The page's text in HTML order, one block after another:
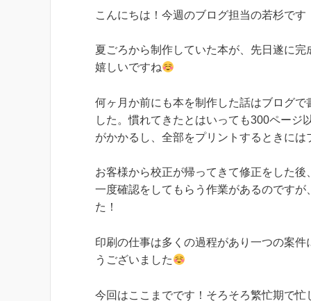
こんにちは！今週のブログ担当の若杉です
夏ごろから制作していた本が、先日遂に
嬉しいですね
何ヶ月か前にも本を制作した話はブログ
した。慣れてきたとはいっても300ページ
がかかるし、全部をプリントするときに
お客様から校正が帰ってきて修正をした
一度確認をしてもらう作業があるのです
た！
印刷の仕事は多くの過程があり一つの案
うございました
今回はここまでです！そろそろ繁忙期で